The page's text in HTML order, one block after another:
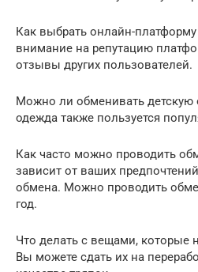
Как выбрать онлайн-
внимание на репутацию
отзывы других пользователей.
Можно ли обменивать детскую
одежда также пользуется
Как часто можно проводить
зависит от ваших
обмена. Можно проводить
год.
Что делать с вещами, которые
Вы можете сдать их на